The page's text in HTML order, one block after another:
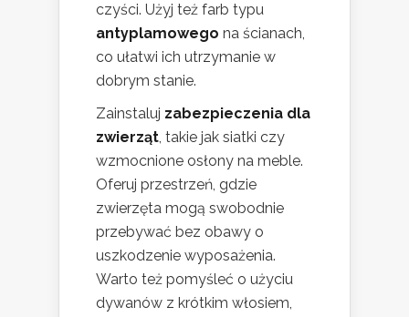
czyści. Użyj też farb typu
antyplamowego na ścianach,
co ułatwi ich utrzymanie w
dobrym stanie.
Zainstaluj zabezpieczenia dla
zwierząt, takie jak siatki czy
wzmocnione osłony na meble.
Oferuj przestrzeń, gdzie
zwierzęta mogą swobodnie
przebywać bez obawy o
uszkodzenie wyposażenia.
Warto też pomyśleć o użyciu
dywanów z krótkim włosiem,